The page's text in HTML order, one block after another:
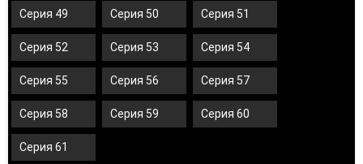
Серия 49 Серия 50 Серия 51
Серия 52 Серия 53 Серия 54
Серия 55 Серия 56 Серия 57
Серия 58 Серия 59 Серия 60
Серия 61